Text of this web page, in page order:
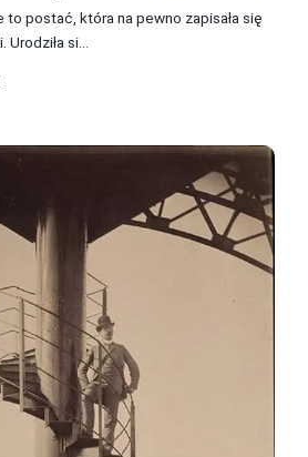
to postać, która na pewno zapisała się
si...